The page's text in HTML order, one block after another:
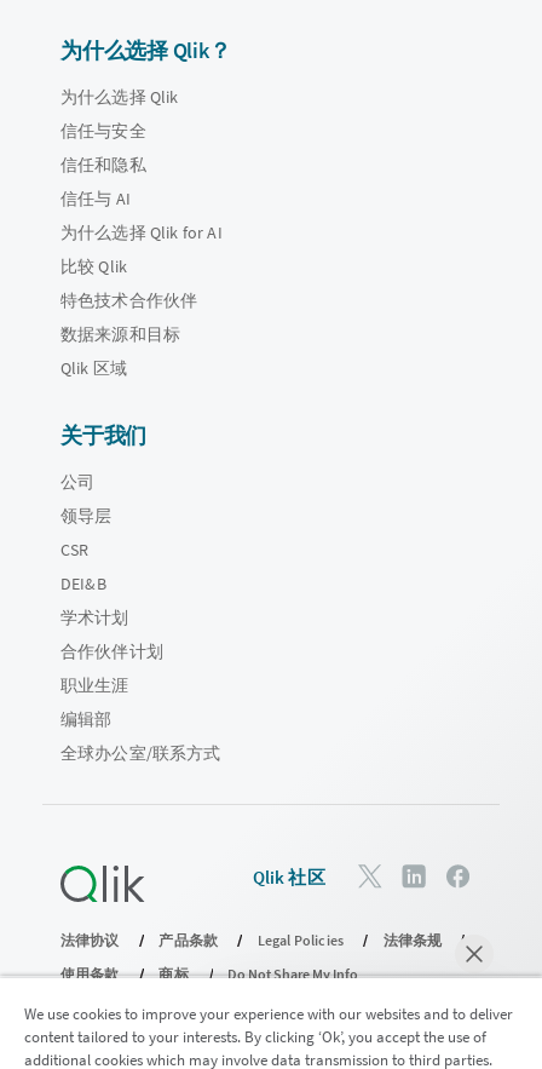
为什么选择 Qlik？
为什么选择 Qlik
信任与安全
信任和隐私
信任与 AI
为什么选择 Qlik for AI
比较 Qlik
特色技术合作伙伴
数据来源和目标
Qlik 区域
关于我们
公司
领导层
CSR
DEI&B
学术计划
合作伙伴计划
职业生涯
编辑部
全球办公室/联系方式
Qlik 社区
法律协议 产品条款 Legal Policies
法律条规
使用条款
商标
Do Not Share My Info
版权所有 © 1993-2026 QlikTech International AB。保留所有权利。
We use cookies to improve your experience with our websites and to deliver
content tailored to your interests. By clicking ‘Ok’, you accept the use of
additional cookies which may involve data transmission to third parties.